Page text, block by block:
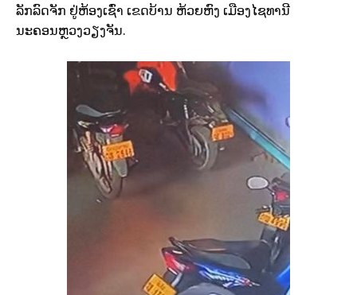
ລັກລົດຈັກ ຢູ່ຫ້ອງເຊົ່າ ເຂດບ້ານ ຫ້ວຍຫົງ ເມືອງໄຊທານີ
ນະຄອນຫຼວງວຽງຈັນ.